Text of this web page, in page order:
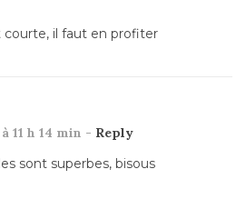
courte, il faut en profiter
11 h 14 min - Reply
sont superbes, bisous